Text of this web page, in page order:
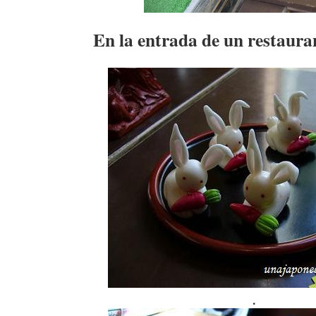
En la entrada de un
.